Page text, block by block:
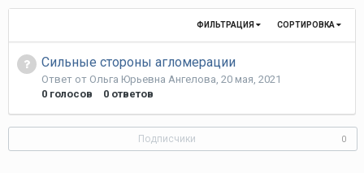
СОРТИРОВКА
ФИЛЬТРАЦИЯ
Cильные стороны агломерации
Ответ от Ольга Юрьевна Ангелова 20 мая, 2021
0 голосов 0 ответов
Подписчики 0